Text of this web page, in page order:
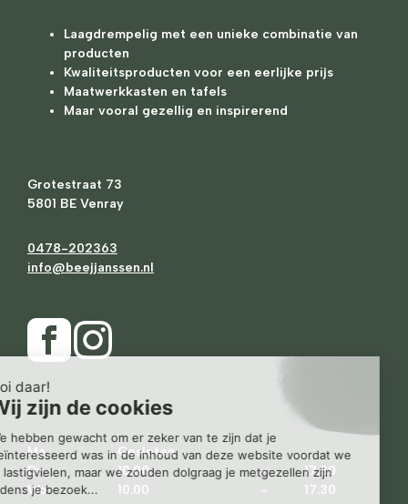
Laagdrempelig met een unieke combinatie van
producten
Kwaliteitsproducten voor een eerlijke prijs
Maatwerkkasten en tafels
Maar vooral gezellig en inspirerend
Grotestraat 73
5801 BE Venray
0478-202363
info@beejjanssen.nl
Ma
Gesloten
Di
10.00 -
17.30
Wo
10.00 -
17.30